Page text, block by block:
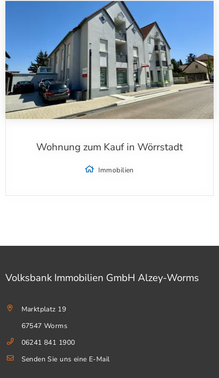
Wohnung zum Kauf in Wörrstadt
Immobilien
Volksbank Immobilien GmbH Alzey-Worms
Marktplatz 19
67547 Worms
06241 841 1900
Senden Sie uns eine E-Mail